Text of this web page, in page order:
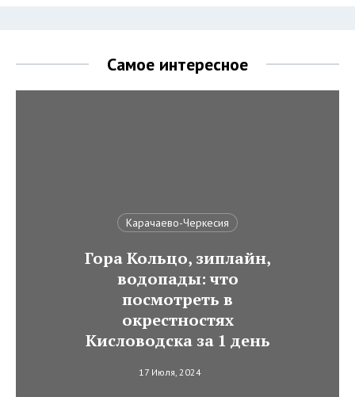
Самое интересное
Карачаево-Черкесия
Гора Кольцо, зиплайн,
водопады: что
посмотреть в
окрестностях
Кисловодска за 1 день
17 Июля, 2024